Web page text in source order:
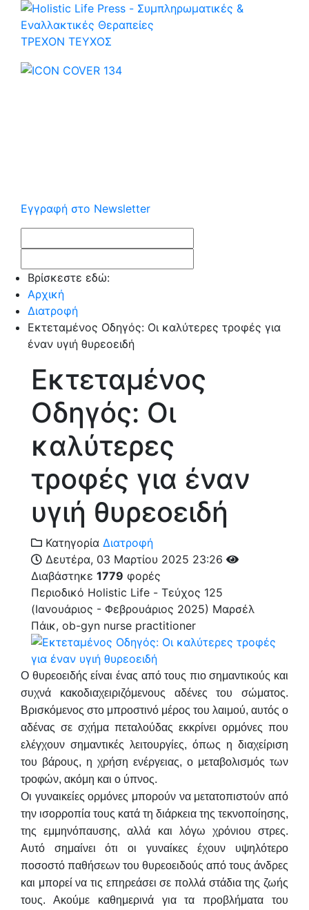
ΤΡΕΧOΝ ΤΕΥΧΟΣ
Εγγραφή στο Newsletter
Βρίσκεστε εδώ:
Αρχική
Διατροφή
Εκτεταμένος Οδηγός: Οι καλύτερες τροφές για
έναν υγιή θυρεοειδή
Εκτεταμένος
Οδηγός: Οι
καλύτερες
τροφές για έναν
υγιή θυρεοειδή
Κατηγορία Διατροφή
Δευτέρα, 03 Μαρτίου 2025 23:26
Διαβάστηκε 1779 φορές
Περιοδικό Holistic Life - Τεύχος 125
(Ιανουάριος - Φεβρουάριος 2025) Μαρσέλ
Πάικ, ob-gyn nurse practitioner
Ο θυρεοειδής είναι ένας από τους πιο σημαντικούς και
συχνά κακοδιαχειριζόμενους αδένες του σώματος.
Βρισκόμενος στο μπροστινό μέρος του λαιμού, αυτός ο
αδένας σε σχήμα πεταλούδας εκκρίνει ορμόνες που
ελέγχουν σημαντικές λειτουργίες, όπως η διαχείριση
του βάρους, η χρήση ενέργειας, ο μεταβολισμός των
τροφών, ακόμη και ο ύπνος.
Οι γυναικείες ορμόνες μπορούν να μετατοπιστούν από
την ισορροπία τους κατά τη διάρκεια της τεκνοποίησης,
της εμμηνόπαυσης, αλλά και λόγω χρόνιου στρες.
Αυτό σημαίνει ότι οι γυναίκες έχουν υψηλότερο
ποσοστό παθήσεων του θυρεοειδούς από τους άνδρες
και μπορεί να τις επηρεάσει σε πολλά στάδια της ζωής
τους. Ακούμε καθημερινά για τα προβλήματα του